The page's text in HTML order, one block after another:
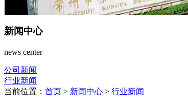
新闻中心
news center
公司新闻
行业新闻
当前位置： 首页 > 新闻中心 > 行业新闻